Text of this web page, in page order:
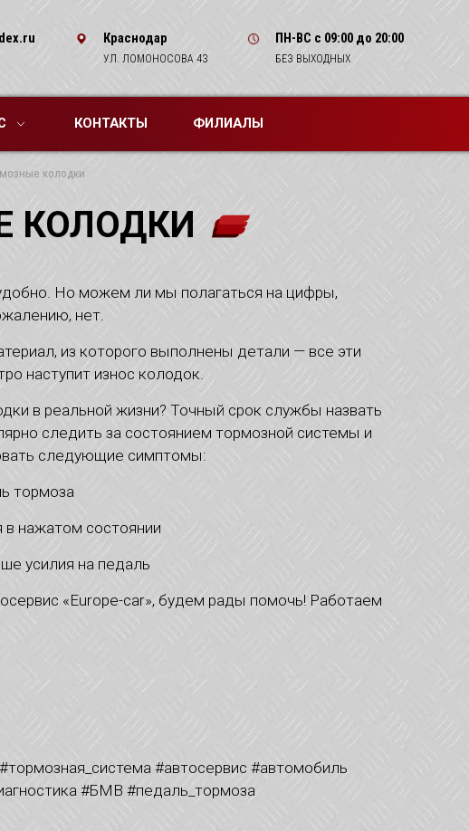
Краснодар
УЛ. ЛОМОНОСОВА 43
ПН-ВС с 09:00 до 20:00
БЕЗ ВЫХОДНЫХ
КОНТАКТЫ ФИЛИАЛЫ
колодки
КОЛОДКИ
Но можем ли мы полагаться на цифры,
нет.
из которого выполнены детали — все эти
наступит износ колодок.
в реальной жизни? Точный срок службы назвать
следить за состоянием тормозной системы и
следующие симптомы:
тормоза
в нажатом состоянии
усилия на педаль
«Europe-car», будем рады помочь! Работаем
#автосервис #автомобиль
#БМВ #педаль_тормоза